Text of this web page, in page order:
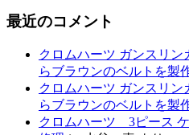
最近のコメント
クロムハーツ ガンスリ
らブラウンのベルトを製
クロムハーツ ガンスリ
らブラウンのベルトを製
クロムハーツ 3ピース